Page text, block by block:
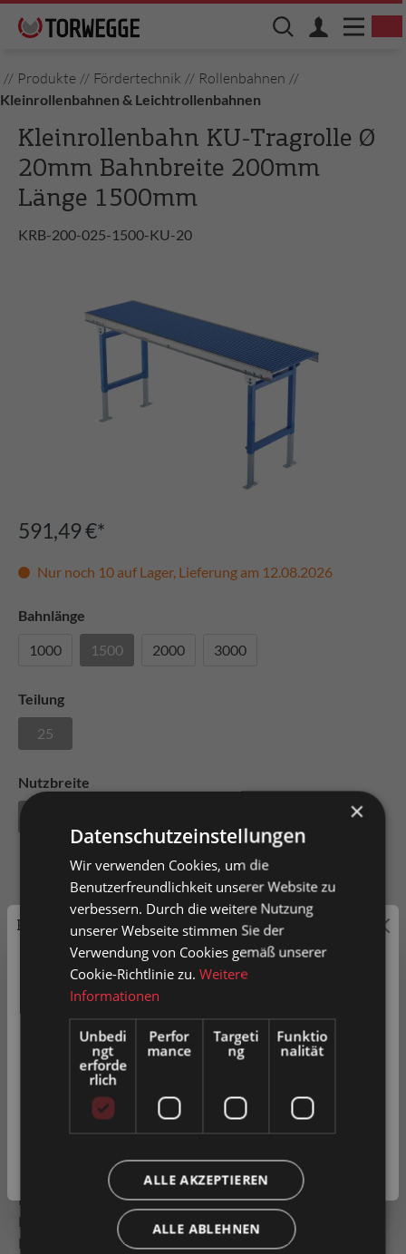
// Produkte // Fördertechnik // Rollenbahnen //
Kleinrollenbahnen & Leichtrollenbahnen
Kleinrollenbahn KU-Tragrolle Ø
20mm Bahnbreite 200mm
Länge 1500mm
KRB-200-025-1500-KU-20
591,49 €*
Nur noch 10 auf Lager, Lieferung am 12.08.2026
Bahnlänge
1000
1500 2000 3000
Teilung
25
Nutzbreite
In den Warenkorb
Artikel-Nr.0051394
Zum Merkzettel hinzufügen
Kleinrollenbahn Bahnlänge 1500mm Tragrollen aus
Kunststoff ø 20 x 1,5mm, kugelgelagert mit Federachse
Rahmen: U-Profil 20/7…
Preisauszeichnung
Privatkunden können Preise mit MwSt. (brutto) und
Geschäftskunden Preise ohne MwSt. (netto) angezeigt
werden.
Bitte wählen Sie Ihre bevorzugte Einstellung:
Privatkunde
Geschäftskunde( exkl. MwSt. )
×
Datenschutzeinstellungen
Wir verwenden Cookies, um die
Benutzerfreundlichkeit unserer Website zu
verbessern. Durch die weitere Nutzung
unserer Webseite stimmen Sie der
Verwendung von Cookies gemäß unserer
Cookie-Richtlinie zu.Weitere
Informationen
Unbedi
ngt
erforde
rlich
Perfor
mance
Targeti
ng
Funktio
nalität
ALLE AKZEPTIEREN
ALLE ABLEHNEN